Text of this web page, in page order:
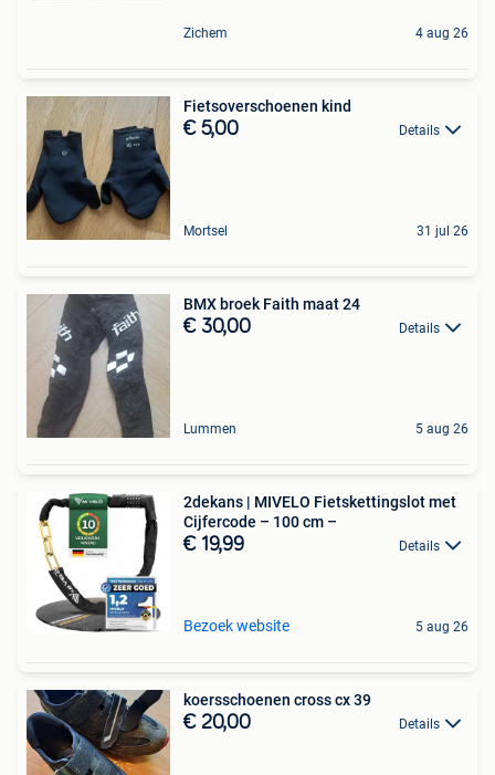
Zichem 4 aug 26
Fietsoverschoenen kind
€ 5,00 Details
Mortsel 31 jul 26
BMX broek Faith maat 24
€ 30,00 Details
Lummen 5 aug 26
2dekans | MIVELO Fietskettingslot met
Cijfercode – 100 cm –
€ 19,99 Details
Bezoek website 5 aug 26
koersschoenen cross cx 39
€ 20,00 Details